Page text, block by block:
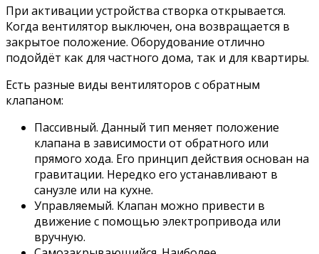
При активации устройства створка открывается.
Когда вентилятор выключен, она возвращается в
закрытое положение. Оборудование отлично
подойдёт как для частного дома, так и для квартиры.
Есть разные виды вентиляторов с обратным
клапаном:
Пассивный. Данный тип меняет положение
клапана в зависимости от обратного или
прямого хода. Его принцип действия основан на
гравитации. Нередко его устанавливают в
санузле или на кухне.
Управляемый. Клапан можно привести в
движение с помощью электропривода или
вручную.